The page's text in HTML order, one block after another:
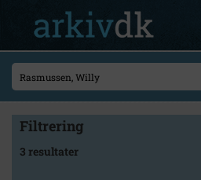
Filtrering
3 resultater